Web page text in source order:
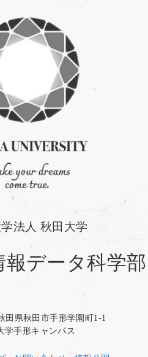
法人 秋田大学
報データ科学部
田県秋田市手形学園町1-1
学手形キャンパス